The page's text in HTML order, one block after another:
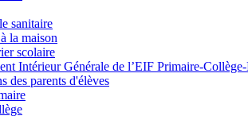
sanitaire
la maison
scolaire
Intérieur Générale de l’EIF Primaire-
des parents d'élèves